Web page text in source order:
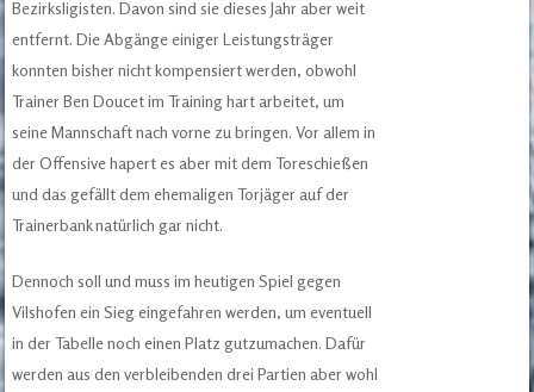
Bezirksligisten. Davon sind sie dieses Jahr aber weit
entfernt. Die Abgänge einiger Leistungsträger
konnten bisher nicht kompensiert werden, obwohl
Trainer Ben Doucet im Training hart arbeitet, um
seine Mannschaft nach vorne zu bringen. Vor allem in
der Offensive hapert es aber mit dem Toreschießen
und das gefällt dem ehemaligen Torjäger auf der
Trainerbank natürlich gar nicht.
Dennoch soll und muss im heutigen Spiel gegen
Vilshofen ein Sieg eingefahren werden, um eventuell
in der Tabelle noch einen Platz gutzumachen. Dafür
werden aus den verbleibenden drei Partien aber wohl